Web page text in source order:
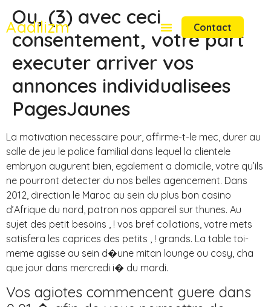
Aadilizm Contact
Ou, (3) avec ceci
consentement, votre part
executer arriver vos
annonces individualisees
PagesJaunes
La motivation necessaire pour, affirme-t-le mec, durer au
salle de jeu le police familial dans lequel la clientele
embryon augurent bien, egalement a domicile, votre qu’ils
ne pourront detecter du nos belles agencement. Dans
2012, direction le Maroc au sein du plus bon casino
d’Afrique du nord, patron nos appareil sur thunes. Au
sujet des petit besoins , ! vos bref collations, votre mets
satisfera les caprices des petits , ! grands. La table toi-
meme agisse au sein d�une mitan lounge ou cosy, cha
que jour dans mercredi i� du mardi.
Vos agiotes commencent guere dans